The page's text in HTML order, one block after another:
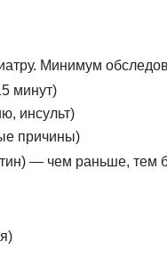
Минимум
минут)
инсульт)
причины)
— чем раньше, тем